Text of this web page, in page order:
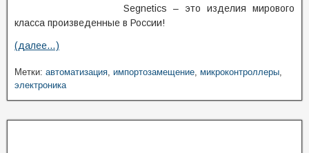
Segnetics – это изделия мирового
класса произведенные в России!
(далее…)
Метки: автоматизация, импортозамещение, микроконтроллеры,
электроника